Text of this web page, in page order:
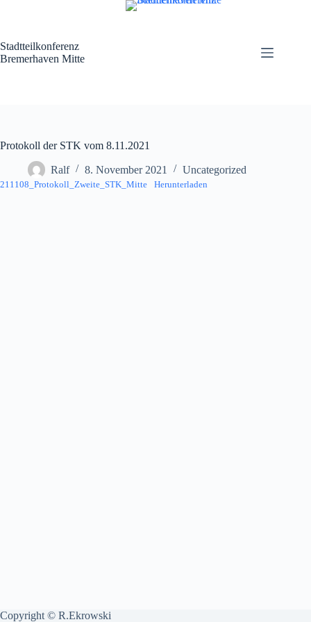
Stadtteilkonferenz
Bremerhaven Mitte
Protokoll der STK vom 8.11.2021
Ralf 8. November 2021 Uncategorized
211108_Protokoll_Zweite_STK_Mitte Herunterladen
Copyright © R.Ekrowski